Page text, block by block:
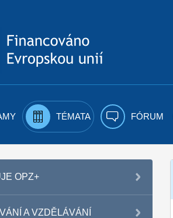
TÉMATA FÓRUM
OPZ+
A VZDĚLÁVÁNÍ